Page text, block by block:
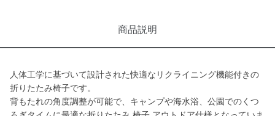
商品説明
人体工学に基づいて設計された快適なリクライニング機能付きの
折りたたみ椅子です。
背もたれの角度調整が可能で、キャンプや海水浴、公園でのくつ